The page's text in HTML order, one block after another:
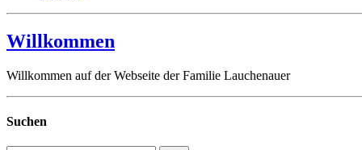
Willkommen
Willkommen auf der Webseite der Familie Lauchenauer
Suchen